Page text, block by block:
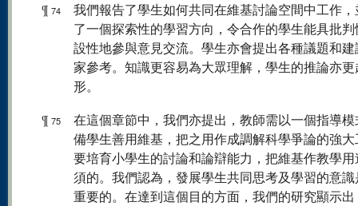
¶ 74
我們報告了學生如何共同在維基討論空間中工作
了一個探索性的學習方向，令合作的學生能具批
設性地參與意見交流。學生亦會提出各種議題和
家參考。知識更容易為大眾理解，學生的推論亦更
形。
¶ 75
在這個章節中，我們亦提出，教師需以一個指導
備學生善用維基，把之用作成調解科學爭論的強
要培育小學生的討論和論辯能力，把維基作教學
須的。我們認為，發展學生共同思考及學習的意
重要的。在達到這個目的方面，我們的研究顯示出